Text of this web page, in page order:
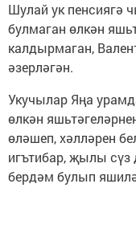
Шулай ук пенсиягә
булмаган өлкән
калдырмаган,
әзерләгән.
Укучылар Яңа
өлкән
өләшеп, хәлләрен
игътибар, җылы
бердәм булып